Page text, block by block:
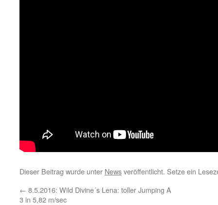
Dieser Beitrag wurde unter Newsveröffentlicht. Setze ein
← 8.5.2016: Wild Divine´s Lena: toller Jumping A
3 in 5,82 m/sec